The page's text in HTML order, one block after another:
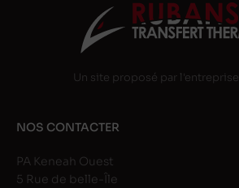
Un site proposé par l'entreprise
NOS CONTACTER
PA Keneah Ouest
5 Rue de belle-Île